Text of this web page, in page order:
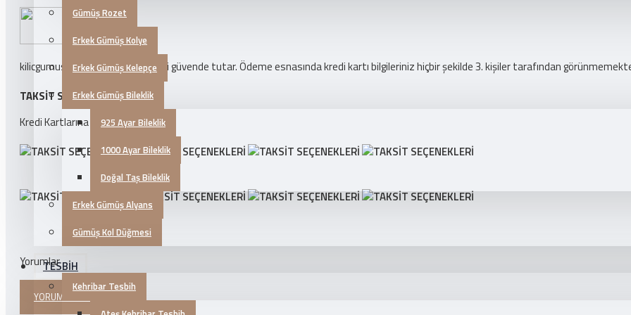
Gümüş Rozet
Erkek Gümüş Kolye
Erkek Gümüş Kelepçe
Erkek Gümüş Bileklik
925 Ayar Bileklik
1000 Ayar Bileklik
Doğal Taş Bileklik
Erkek Gümüş Alyans
Gümüş Kol Düğmesi
TESBİH
Kehribar Tesbih
kilicgumus.com ödeme bilgilerinizi güvende tutar. Ödeme esnasında kredi kartı bilgileriniz hiçbir şekilde 3. kişiler tarafından
TAKSIT SEÇENEKLERI
Kredi Kartlarına 3 Taksit İmkanı!
Yorumlar
YORUM YAPINIZ